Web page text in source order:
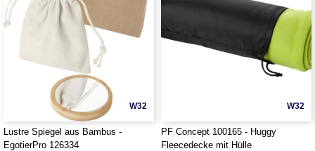
W32
Lustre Spiegel aus Bambus -
EgotierPro 126334
W32
PF Concept 100165 - Huggy
Fleecedecke mit Hülle